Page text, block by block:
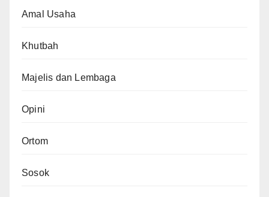
Amal Usaha
Khutbah
Majelis dan Lembaga
Opini
Ortom
Sosok